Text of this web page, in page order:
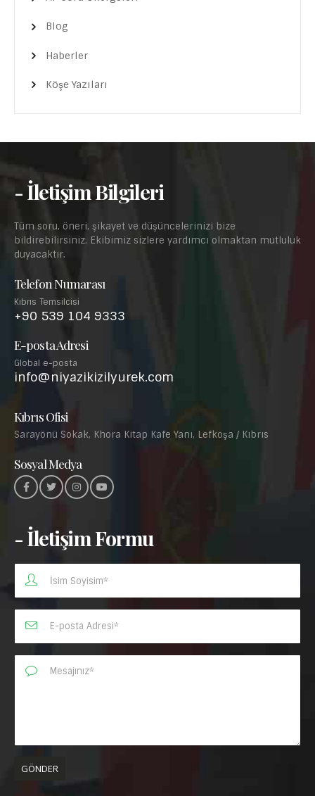
Blog
Haberler
Köşe Yazıları
- İletişim Bilgileri
Tüm soru, öneri, şikayet ve düşüncelerinizi bize
bildirebilirsiniz. Ekibimiz sizlere yardımcı olmaktan mutluluk
duyacaktır.
Telefon Numarası
Kıbrıs Temsilcisi
+90 539 104 9333
E-posta Adresi
Global e-posta
info@niyazikizilyurek.com
Kıbrıs Ofisi
Sarayönü Sokak, Khora Kitap Kafe Yanı, Lefkoşa / Kıbrıs
Sosyal Medya
- İletişim Formu